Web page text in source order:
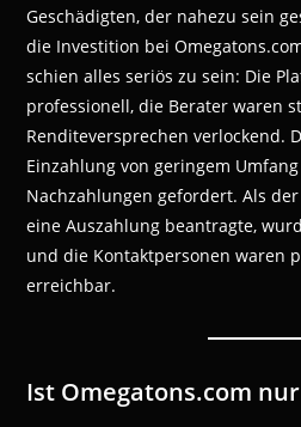
Geschädigten, der nahezu sein
die Investition bei
schien alles seriös zu sein: Die
professionell, die Berater waren
Renditeversprechen verlockend.
Einzahlung von geringem
Nachzahlungen gefordert. Als
eine Auszahlung beantragte,
und die Kontaktpersonen waren
erreichbar.
Ist Omegatons.com